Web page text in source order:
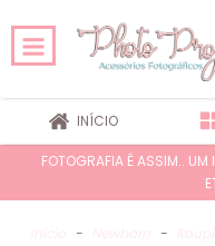
INÍCIO
FOTOGRAFIA É ASSIM.. UM
- -